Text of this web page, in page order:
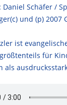
Daniel Schäfer /
und (p)
ist
für
als